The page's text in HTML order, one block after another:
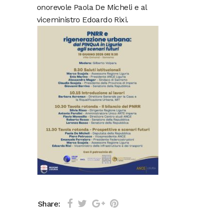
onorevole Paola De Micheli e al
viceministro Edoardo Rixi.
Share: